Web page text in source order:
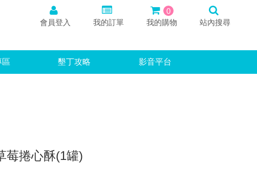
會員登入
我的訂單
0
我的購物
站內搜尋
區 墾丁攻略 影音平台
莓捲心酥(1罐)